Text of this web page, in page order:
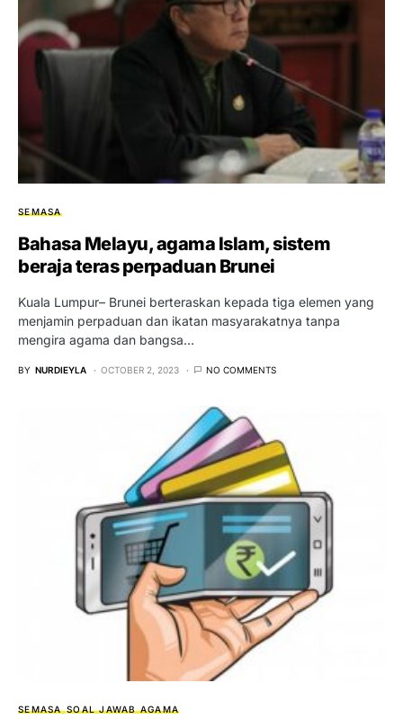
SEMASA
Bahasa Melayu, agama Islam, sistem
beraja teras perpaduan Brunei
Kuala Lumpur– Brunei berteraskan kepada tiga elemen yang
menjamin perpaduan dan ikatan masyarakatnya tanpa
mengira agama dan bangsa…
BY NURDIEYLA OCTOBER 2, 2023 NO COMMENTS
SEMASA SOAL JAWAB AGAMA